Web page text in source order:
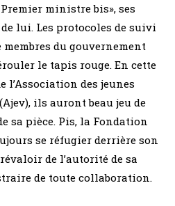
ministre bis», ses
lui. Les protocoles de suivi
du gouvernement
le tapis rouge. En cette
l’Association des jeunes
ils auront beau jeu de
sa pièce. Pis, la Fondation
se réfugier derrière son
de l’autorité de sa
de toute collaboration.